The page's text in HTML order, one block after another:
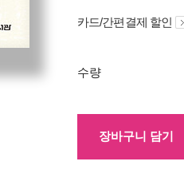
카드/간편결제 할인
수량
장바구니 담기